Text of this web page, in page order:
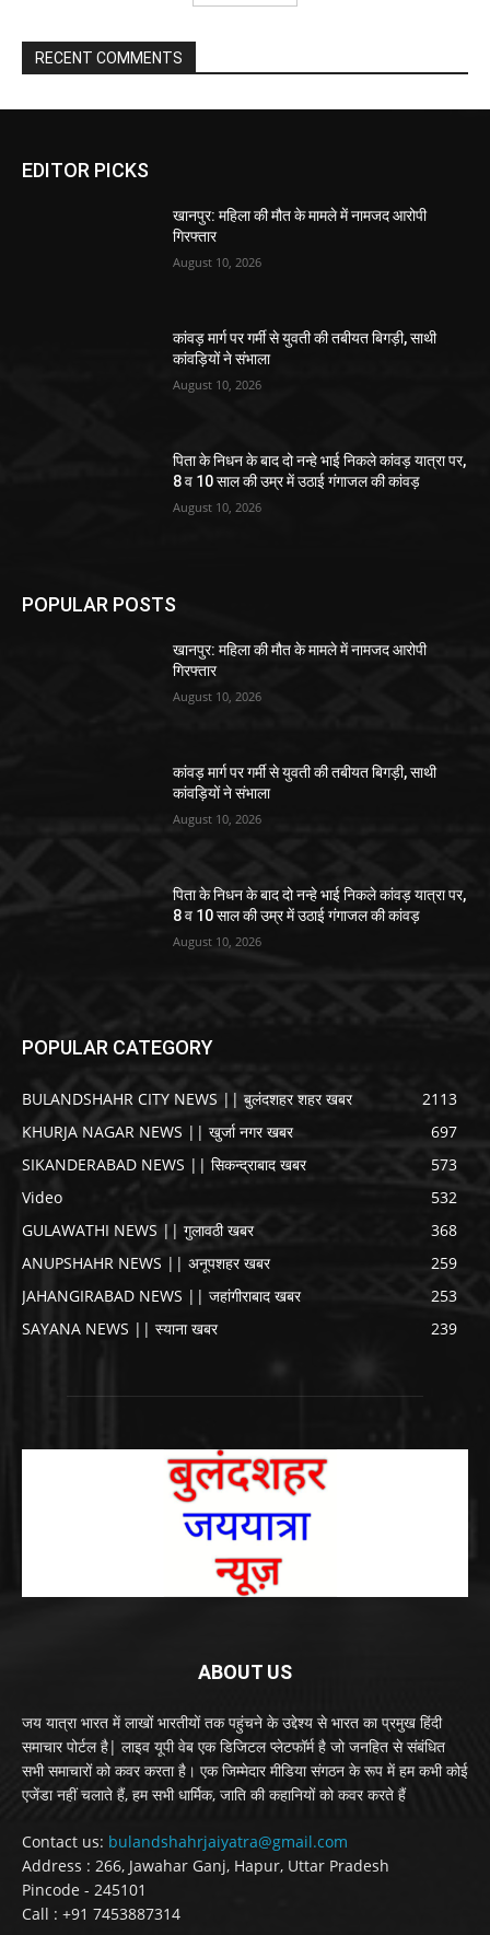
RECENT COMMENTS
EDITOR PICKS
खानपुर: महिला की मौत के मामले में नामजद आरोपी
गिरफ्तार
August 10, 2026
कांवड़ मार्ग पर गर्मी से युवती की तबीयत बिगड़ी, साथी
कांवड़ियों ने संभाला
August 10, 2026
पिता के निधन के बाद दो नन्हे भाई निकले कांवड़ यात्रा पर,
8 व 10 साल की उम्र में उठाई गंगाजल की कांवड़
August 10, 2026
POPULAR POSTS
खानपुर: महिला की मौत के मामले में नामजद आरोपी
गिरफ्तार
August 10, 2026
कांवड़ मार्ग पर गर्मी से युवती की तबीयत बिगड़ी, साथी
कांवड़ियों ने संभाला
August 10, 2026
पिता के निधन के बाद दो नन्हे भाई निकले कांवड़ यात्रा पर,
8 व 10 साल की उम्र में उठाई गंगाजल की कांवड़
August 10, 2026
POPULAR CATEGORY
BULANDSHAHR CITY NEWS || बुलंदशहर शहर खबर
2113
KHURJA NAGAR NEWS || खुर्जा नगर खबर
697
SIKANDERABAD NEWS || सिकन्द्राबाद खबर
573
Video
532
GULAWATHI NEWS || गुलावठी खबर
368
ANUPSHAHR NEWS || अनूपशहर खबर
259
JAHANGIRABAD NEWS || जहांगीराबाद खबर
253
SAYANA NEWS || स्याना खबर
239
ABOUT US
जय यात्रा भारत में लाखों भारतीयों तक पहुंचने के उद्देश्य से भारत का प्रमुख हिंदी
समाचार पोर्टल है| लाइव यूपी वेब एक डिजिटल प्लेटफॉर्म है जो जनहित से संबंधित
सभी समाचारों को कवर करता है। एक जिम्मेदार मीडिया संगठन के रूप में हम कभी कोई
एजेंडा नहीं चलाते हैं, हम सभी धार्मिक, जाति की कहानियों को कवर करते हैं
Contact us: bulandshahrjaiyatra@gmail.com
Address : 266, Jawahar Ganj, Hapur, Uttar Pradesh
Pincode - 245101
Call : +91 7453887314